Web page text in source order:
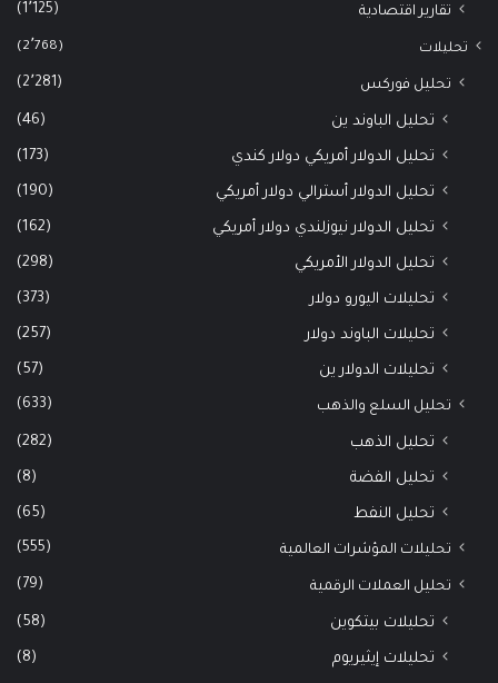
تقارير اقتصادية (1٬125)
تحليلات (2٬768)
تحليل فوركس (2٬281)
تحليل الباوند ين (46)
تحليل الدولار أمريكي دولار كندي (173)
تحليل الدولار أسترالي دولار أمريكي (190)
تحليل الدولار نيوزلندي دولار أمريكي (162)
تحليل الدولار الأمريكي (298)
تحليلات اليورو دولار (373)
تحليلات الباوند دولار (257)
تحليلات الدولار ين (57)
تحليل السلع والذهب (633)
تحليل الذهب (282)
تحليل الفضة (8)
تحليل النفط (65)
تحليلات المؤشرات العالمية (555)
تحليل العملات الرقمية (79)
تحليلات بيتكوين (58)
تحليلات إيثيريوم (8)